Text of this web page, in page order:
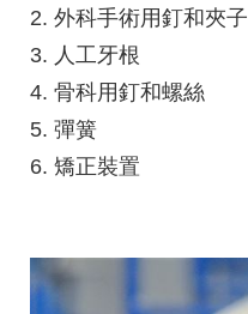
2. 外科手術用釘和夾子
3. 人工牙根
4. 骨科用釘和螺絲
5. 彈簧
6. 矯正裝置